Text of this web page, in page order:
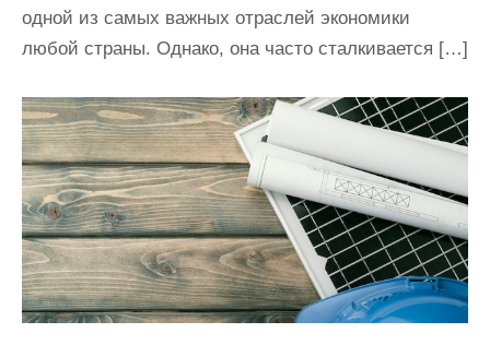
одной из самых важных отраслей экономики
любой страны. Однако, она часто сталкивается […]